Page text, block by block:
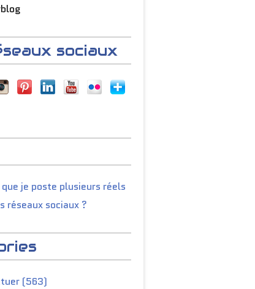
sociaux
je poste plusieurs réels
réseaux sociaux ?
(563)